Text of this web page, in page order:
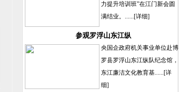
力提升培训班”在江门新会圆
满结业。......[详细]
参观罗浮山东江纵
央国企政府机关事业单位赴博
罗县罗浮山东江纵队纪念馆，
东江廉洁文化教育基......[详
细]